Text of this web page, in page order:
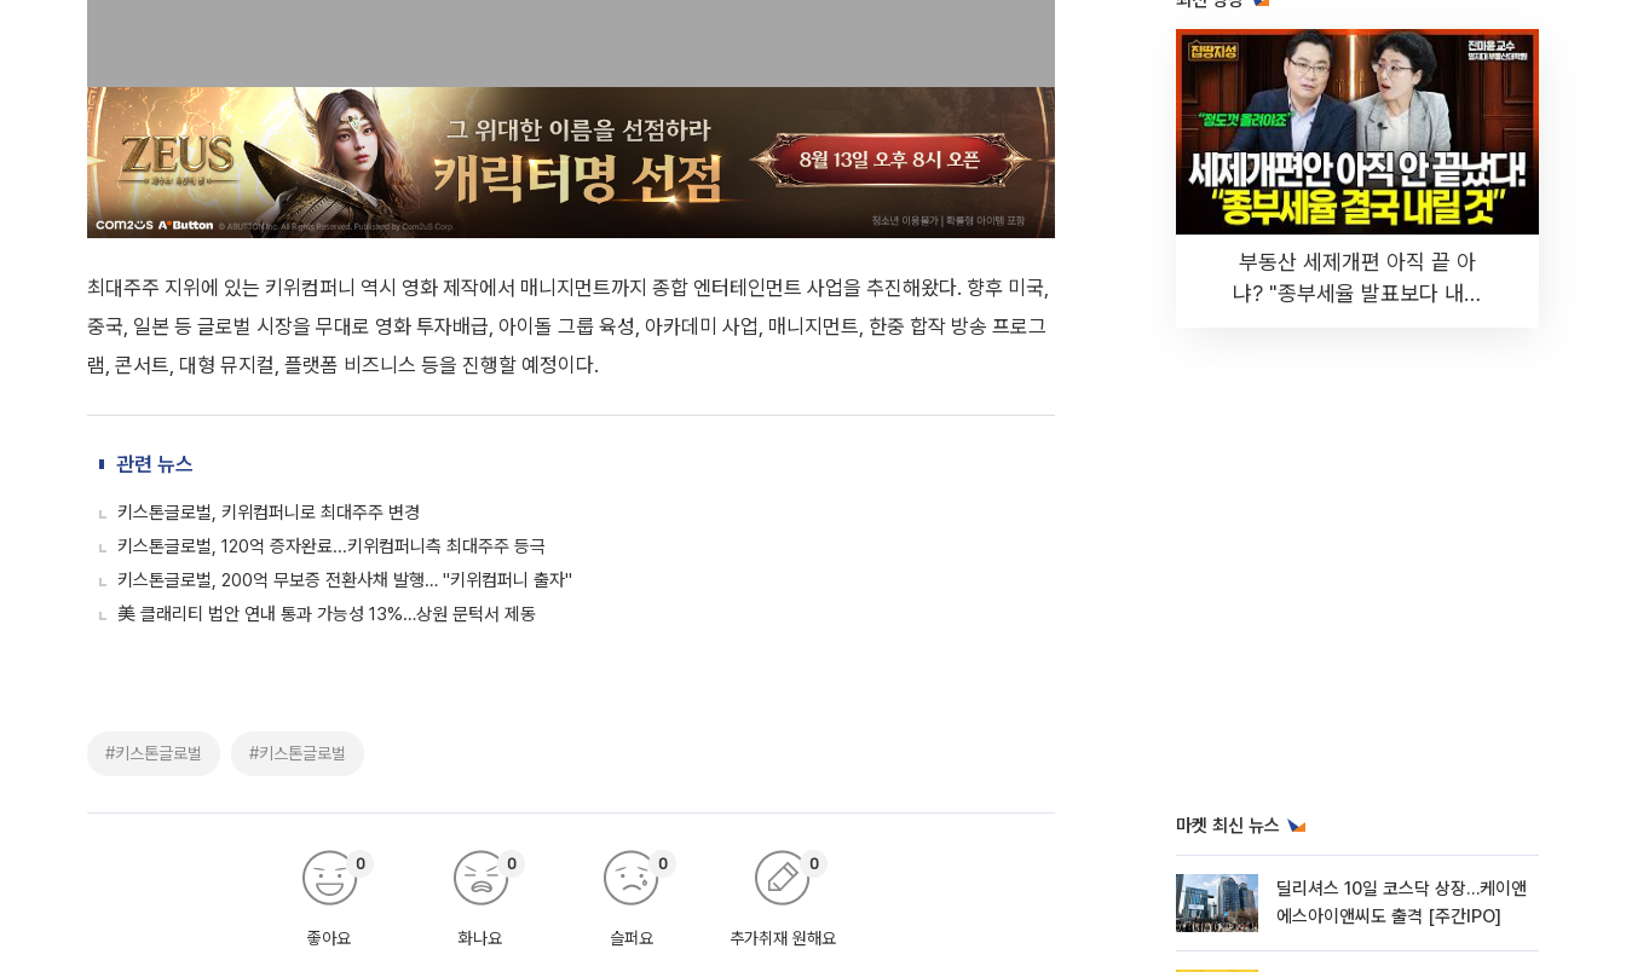
최대주주 지위에 있는 키위컴퍼니 역시 영화 제작에서 매니지먼트까지 종합 엔터테인먼트 사업을 추진해왔다. 향후 미국,
중국, 일본 등 글로벌 시장을 무대로 영화 투자배급, 아이돌 그룹 육성, 아카데미 사업, 매니지먼트, 한중 합작 방송 프로그
램, 콘서트, 대형 뮤지컬, 플랫폼 비즈니스 등을 진행할 예정이다.
관련 뉴스
키스톤글로벌, 키위컴퍼니로 최대주주 변경
키스톤글로벌, 120억 증자완료...키위컴퍼니측 최대주주 등극
키스톤글로벌, 200억 무보증 전환사채 발행… "키위컴퍼니 출자"
美 클래리티 법안 연내 통과 가능성 13%…상원 문턱서 제동
#키스톤글로벌 #키스톤글로벌
좋아요
0
화나요
0
슬퍼요
0
추가취재 원해요
0
부동산 세제개편 아직 끝 아
냐? "종부세율 발표보다 내릴
마켓 최신 뉴스
딜리셔스 10일 코스닥 상장…케이앤
에스아이앤씨도 출격 [주간IPO]